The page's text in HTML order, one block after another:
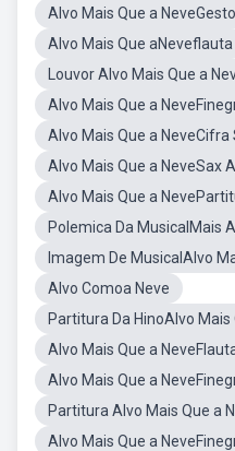
Alvo Mais Que a
Alvo Mais Que aNeveflauta
Louvor Alvo Mais Que a
Alvo Mais Que a
Alvo Mais Que a
Alvo Mais Que a NeveSax
Alvo Mais Que a
Polemica Da MusicalMais
Imagem De MusicalAlvo
Alvo Comoa Neve
Partitura Da HinoAlvo Mais
Alvo Mais Que a
Alvo Mais Que a
Partitura Alvo Mais Que a
Alvo Mais Que a